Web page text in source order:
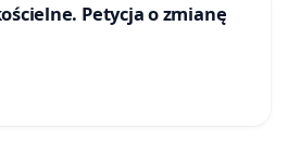
Petycja o zmianę